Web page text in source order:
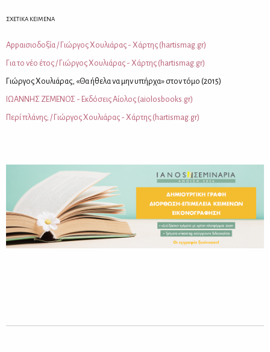
ΣΧΕΤΙΚΑ ΚΕΙΜΕΝΑ
Αppαι­σιο­δο­ξία / Γιώρ­γος Χου­λιά­ρας - Χάρ­της (hartismag.gr)
Για το νέο έτος / Γιώρ­γος Χου­λιά­ρας - Χάρ­της (hartismag.gr)
Γιώρ­γος Χου­λιά­ρας, «Θα ήθε­λα να μην υπήρ­χα» στον τό­μο (2015)
ΙΩ­ΑΝ­ΝΗΣ ΖΕ­ΜΕ­ΝΟΣ - Εκ­δό­σεις Αί­ο­λος (aiolosbooks.gr)
Πε­ρί πλά­νης; / Γιώρ­γος Χου­λιά­ρας - Χάρ­της (hartismag.gr)